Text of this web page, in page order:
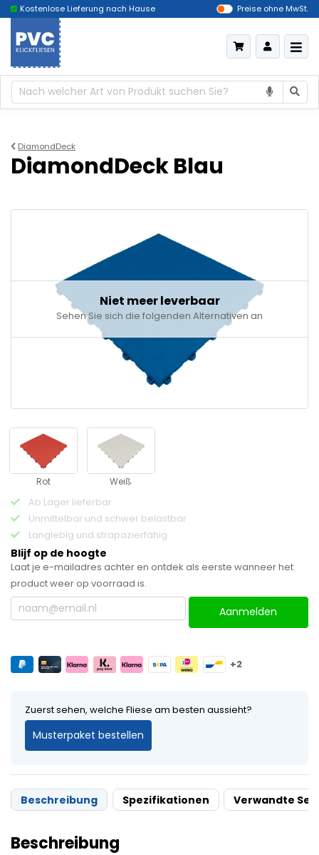
Kostenlose Lieferung nach Hause Das billigste Deutschland
Preise ohne MwSt.
DiamondDeck
DiamondDeck Blau
Niet meer leverbaar
Sehen Sie sich die folgenden Alternativen an
Ab Lager lieferbar
Unmittelbar und schwer belastbar
Langlebig und strapazierfähig
Zuerst sehen, welche Fliese am besten aussieht?
Musterpaket bestellen
Rot Weiß
Blijf op de hoogte
Laat je e-mailadres achter en ontdek als eerste wanneer het
product weer op voorraad is.
Aanmelden
+2
Beschreibung Spezifikationen Verwandte
Beschreibung